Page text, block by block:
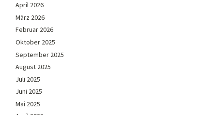
April 2026
März 2026
Februar 2026
Oktober 2025
September 2025
August 2025
Juli 2025
Juni 2025
Mai 2025